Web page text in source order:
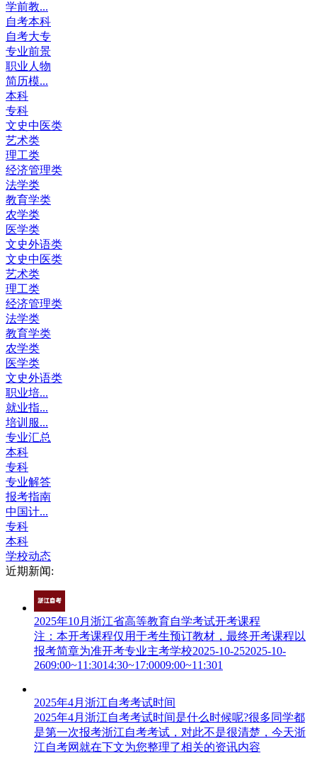
学前教...
自考本科
自考大专
专业前景
职业人物
简历模...
本科
专科
文史中医类
艺术类
理工类
经济管理类
法学类
教育学类
农学类
医学类
文史外语类
文史中医类
艺术类
理工类
经济管理类
法学类
教育学类
农学类
医学类
文史外语类
职业培...
就业指...
培训服...
专业汇总
本科
专科
专业解答
报考指南
中国计...
专科
本科
学校动态
近期新闻:
2025年10月浙江省高等教育自学考试开考课程
注：本开考课程仅用于考生预订教材，最终开考课程以
报考简章为准开考专业主考学校2025-10-252025-10-
2609:00~11:3014:30~17:0009:00~11:301
2025年4月浙江自考考试时间
2025年4月浙江自考考试时间是什么时候呢?很多同学都
是第一次报考浙江自考考试，对此不是很清楚，今天浙
江自考网就在下文为您整理了相关的资讯内容